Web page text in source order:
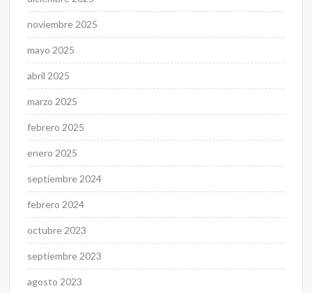
noviembre 2025
mayo 2025
abril 2025
marzo 2025
febrero 2025
enero 2025
septiembre 2024
febrero 2024
octubre 2023
septiembre 2023
agosto 2023